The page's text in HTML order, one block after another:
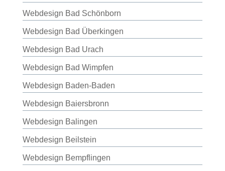
Webdesign Bad Schönborn
Webdesign Bad Überkingen
Webdesign Bad Urach
Webdesign Bad Wimpfen
Webdesign Baden-Baden
Webdesign Baiersbronn
Webdesign Balingen
Webdesign Beilstein
Webdesign Bempflingen